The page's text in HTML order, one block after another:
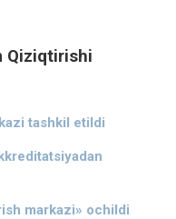
Qiziqtirishi
tashkil etildi
markazi» ochildi